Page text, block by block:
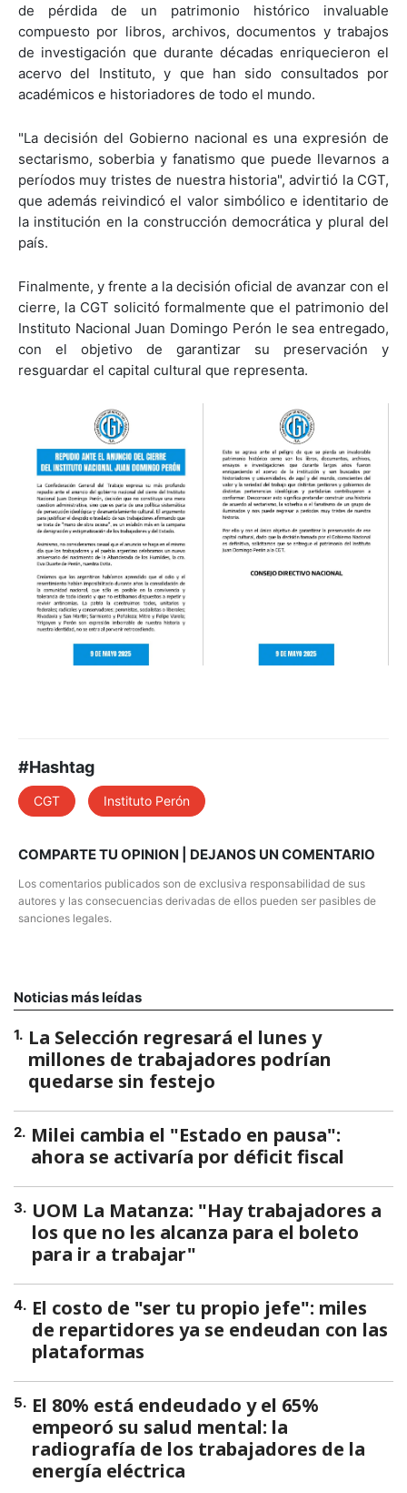
de pérdida de un patrimonio histórico invaluable
compuesto por libros, archivos, documentos y trabajos
de investigación que durante décadas enriquecieron el
acervo del Instituto, y que han sido consultados por
académicos e historiadores de todo el mundo.
"La decisión del Gobierno nacional es una expresión de
sectarismo, soberbia y fanatismo que puede llevarnos a
períodos muy tristes de nuestra historia", advirtió la CGT,
que además reivindicó el valor simbólico e identitario de
la institución en la construcción democrática y plural del
país.
Finalmente, y frente a la decisión oficial de avanzar con el
cierre, la CGT solicitó formalmente que el patrimonio del
Instituto Nacional Juan Domingo Perón le sea entregado,
con el objetivo de garantizar su preservación y
resguardar el capital cultural que representa.
#Hashtag
CGT Instituto Perón
COMPARTE TU OPINION | DEJANOS UN COMENTARIO
Los comentarios publicados son de exclusiva responsabilidad de sus
autores y las consecuencias derivadas de ellos pueden ser pasibles de
sanciones legales.
Noticias más leídas
1. La Selección regresará el lunes y
millones de trabajadores podrían
quedarse sin festejo
2. Milei cambia el "Estado en pausa":
ahora se activaría por déficit fiscal
3. UOM La Matanza: "Hay trabajadores a
los que no les alcanza para el boleto
para ir a trabajar"
4. El costo de "ser tu propio jefe": miles
de repartidores ya se endeudan con las
plataformas
5. El 80% está endeudado y el 65%
empeoró su salud mental: la
radiografía de los trabajadores de la
energía eléctrica